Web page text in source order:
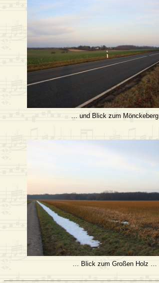
… und Blick zum Mönckeberg
… Blick zum Großen Holz …